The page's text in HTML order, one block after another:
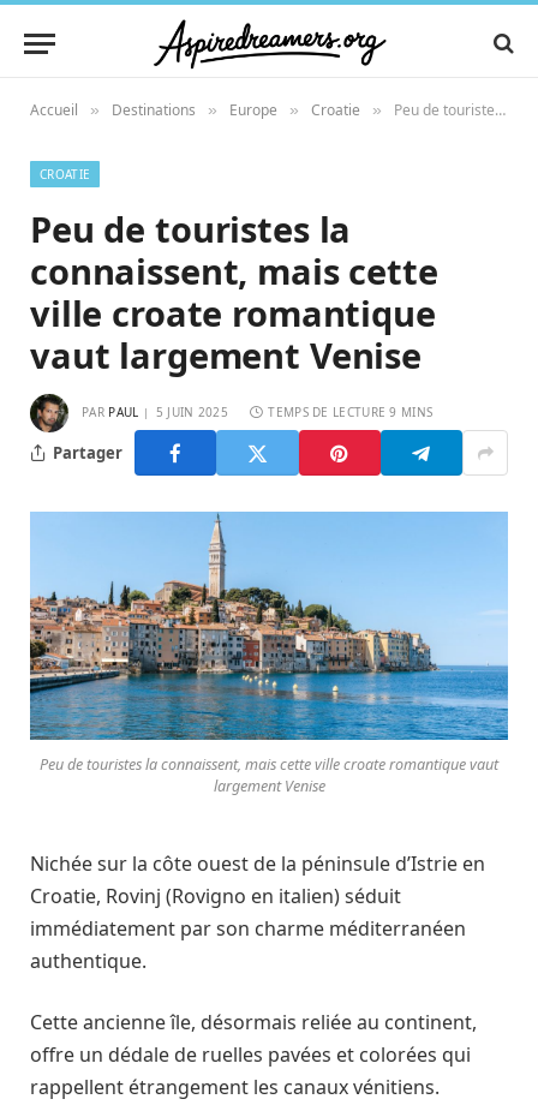
Accueil » Destinations » Europe » Croatie » Peu de touristes la connaissent, mais cette ville croate romantique vaut largement Venise
CROATIE
Peu de touristes la
connaissent, mais cette
ville croate romantique
vaut largement Venise
PAR PAUL 5 JUIN 2025 TEMPS DE LECTURE 9 MINS
Partager
Peu de touristes la connaissent, mais cette ville croate romantique vaut
largement Venise
Nichée sur la côte ouest de la péninsule d’Istrie en
Croatie, Rovinj (Rovigno en italien) séduit
immédiatement par son charme méditerranéen
authentique.
Cette ancienne île, désormais reliée au continent,
offre un dédale de ruelles pavées et colorées qui
rappellent étrangement les canaux vénitiens.